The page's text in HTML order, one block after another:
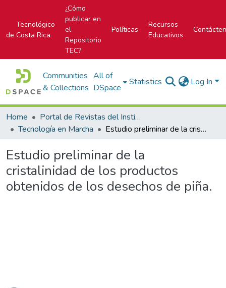
Tecnológico
de Costa Rica
¿Cómo
publicar en
el
Repositorio
TEC?
Políticas
Recursos
Educativos
Communities
& Collections
All of
DSpace
Statistics Log In
Home
Portal de Revistas del Instituto Tecnológico de Costa Rica
Tecnología en Marcha
Estudio preliminar de la cristalinidad de los productos obtenidos de los desechos de piña.
Estudio preliminar de la
cristalinidad de los productos
obtenidos de los desechos de piña.